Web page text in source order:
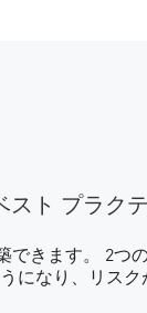
ト プラク
きます。 2つ
なり、リスク